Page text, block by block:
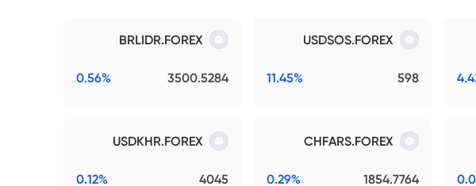
USDSOS.FOREX
598
11.45%
BRLIDR.FOREX
3500.5284
0.56%
CHFARS.FOREX
1854.7764
0.29%
USDKHR.FOREX
4045
0.12%